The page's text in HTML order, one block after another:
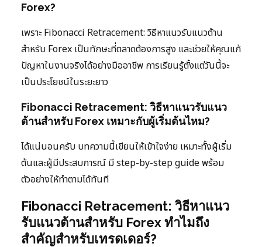
Forex?
เพราะ Fibonacci Retracement: วิธีหาแนวรับแนวต้าน
สำหรับ Forex เป็นทักษะที่ตลาดต้องการสูง และช่วยให้คุณแก้
ปัญหาในงานจริงได้อย่างมืออาชีพ การเรียนรู้ตั้งแต่วันนี้จะ
เป็นประโยชน์ในระยะยาว
Fibonacci Retracement: วิธีหาแนวรับแนว
ต้านสำหรับ Forex เหมาะกับผู้เริ่มต้นไหม?
ได้แน่นอนครับ บทความนี้เขียนให้เข้าใจง่าย เหมาะทั้งผู้เริ่ม
ต้นและผู้มีประสบการณ์ มี step-by-step guide พร้อม
ตัวอย่างให้ทำตามได้ทันที
Fibonacci Retracement: วิธีหาแนว
รับแนวต้านสำหรับ Forex ทำไมถึง
สำคัญสำหรับเทรดเดอร์?